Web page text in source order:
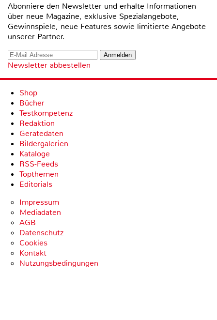
Abonniere den Newsletter und erhalte Informationen
über neue Magazine, exklusive Spezialangebote,
Gewinnspiele, neue Features sowie limitierte Angebote
unserer Partner.
Newsletter abbestellen
Shop
Bücher
Testkompetenz
Redaktion
Gerätedaten
Bildergalerien
Kataloge
RSS-Feeds
Topthemen
Editorials
Impressum
Mediadaten
AGB
Datenschutz
Cookies
Kontakt
Nutzungsbedingungen